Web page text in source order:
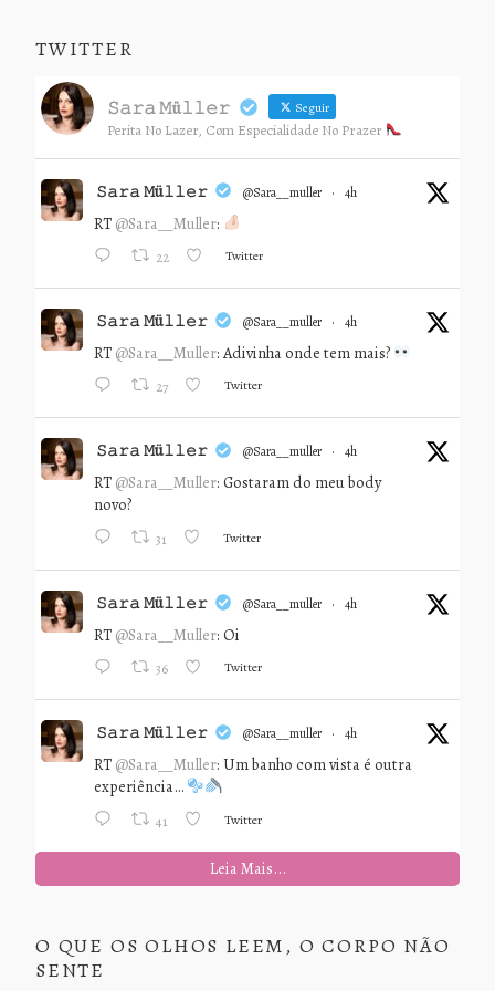
TWITTER
𝚂𝚊𝚛𝚊 𝙼ü𝚕𝚕𝚎𝚛 Seguir
Perita No Lazer, Com Especialidade No Prazer
𝚂𝚊𝚛𝚊 𝙼ü𝚕𝚕𝚎𝚛 @sara__muller · 4h
RT @Sara__Muller:
22 Twitter
𝚂𝚊𝚛𝚊 𝙼ü𝚕𝚕𝚎𝚛 @sara__muller · 4h
RT @Sara__Muller: Adivinha onde tem mais?
27 Twitter
𝚂𝚊𝚛𝚊 𝙼ü𝚕𝚕𝚎𝚛 @sara__muller · 4h
RT @Sara__Muller: Gostaram do meu body
novo?
31 Twitter
𝚂𝚊𝚛𝚊 𝙼ü𝚕𝚕𝚎𝚛 @sara__muller · 4h
RT @Sara__Muller: Oi
36 Twitter
𝚂𝚊𝚛𝚊 𝙼ü𝚕𝚕𝚎𝚛 @sara__muller · 4h
RT @Sara__Muller: Um banho com vista é outra
experiência…
41 Twitter
Leia Mais...
O QUE OS OLHOS LEEM, O CORPO NÃO
SENTE